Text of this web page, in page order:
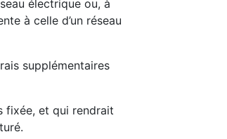
électrique ou, à
à celle d’un réseau
supplémentaires
fixée, et qui rendrait